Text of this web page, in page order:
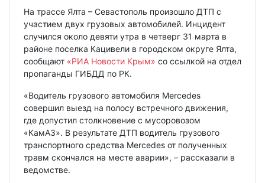
На трассе Ялта – Севастополь произошло ДТП с
участием двух грузовых автомобилей. Инцидент
случился около девяти утра в четверг 31 марта в
районе поселка Кацивели в городском округе Ялта,
сообщают «РИА Новости Крым» со ссылкой на отдел
пропаганды ГИБДД по РК.
«Водитель грузового автомобиля Mercedes
совершил выезд на полосу встречного движения,
где допустил столкновение с мусоровозом
«КамАЗ». В результате ДТП водитель грузового
транспортного средства Mercedes от полученных
травм скончался на месте аварии», – рассказали в
ведомстве.